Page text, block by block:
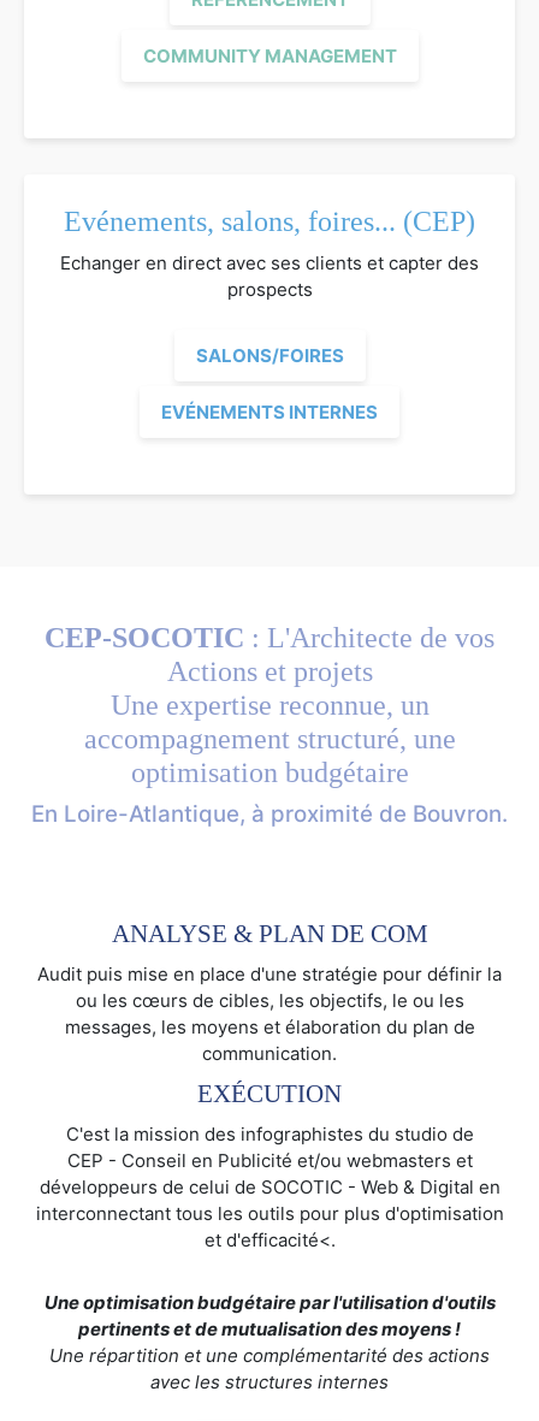
COMMUNITY MANAGEMENT
Evénements, salons, foires... (CEP)
Echanger en direct avec ses clients et capter des
prospects
SALONS/FOIRES
EVÉNEMENTS INTERNES
CEP-SOCOTIC : L'Architecte de vos
Actions et projets
Une expertise reconnue, un
accompagnement structuré, une
optimisation budgétaire
En Loire-Atlantique, à proximité de Bouvron.
ANALYSE & PLAN DE COM
Audit puis mise en place d'une stratégie pour définir la
ou les cœurs de cibles, les objectifs, le ou les
messages, les moyens et élaboration du plan de
communication.
EXÉCUTION
C'est la mission des infographistes du studio de
CEP - Conseil en Publicité et/ou webmasters et
développeurs de celui de SOCOTIC - Web & Digital en
interconnectant tous les outils pour plus d'optimisation
et d'efficacité<.
Une optimisation budgétaire par l'utilisation d'outils
pertinents et de mutualisation des moyens !
Une répartition et une complémentarité des actions
avec les structures internes